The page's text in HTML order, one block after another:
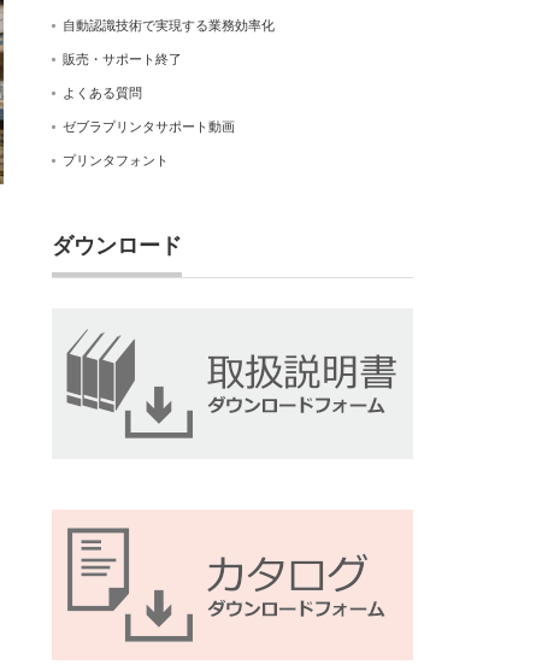
自動認識技術で実現する業務効率化
販売・サポート終了
よくある質問
ゼブラプリンタサポート動画
プリンタフォント
ダウンロード